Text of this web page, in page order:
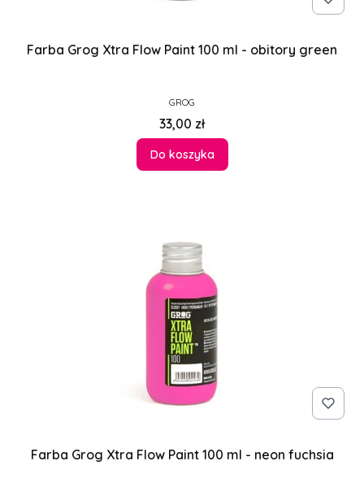
Farba Grog Xtra Flow Paint 100 ml - obitory green
PRODUCENT
GROG
Cena
33,00 zł
Do koszyka
Farba Grog Xtra Flow Paint 100 ml - neon fuchsia